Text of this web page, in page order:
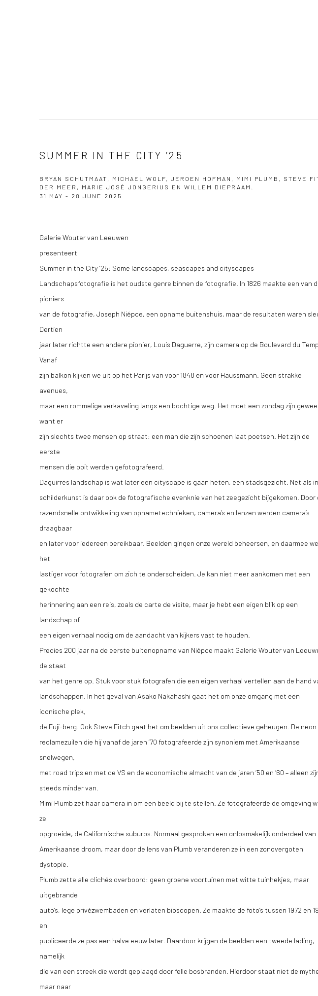
SUMMER IN THE CITY ‘25
BRYAN SCHUTMAAT, MICHAEL WOLF, JEROEN HOFMAN, MIMI PLUMB, STEVE
DER MEER, MARIE JOSÉ JONGERIUS EN WILLEM DIEPRAAM.
31 MAY - 28 JUNE 2025
Galerie Wouter van Leeuwen
presenteert
Summer in the City ’25: Some landscapes, seascapes and cityscapes
Landschapsfotografie is het oudste genre binnen de fotografie. In 1826 maakte een van
pioniers
van de fotografie, Joseph Niépce, een opname buitenshuis, maar de resultaten waren
Dertien
jaar later richtte een andere pionier, Louis Daguerre, zijn camera op de Boulevard du
Vanaf
zijn balkon kijken we uit op het Parijs van voor 1848 en voor Haussmann. Geen strakke
avenues,
maar een rommelige verkaveling langs een bochtige weg. Het moet een zondag zijn
want er
zijn slechts twee mensen op straat: een man die zijn schoenen laat poetsen. Het zijn de
eerste
mensen die ooit werden gefotografeerd.
Daguirres landschap is wat later een cityscape is gaan heten, een stadsgezicht. Net als
schilderkunst is daar ook de fotografische evenknie van het zeegezicht bijgekomen. Door
razendsnelle ontwikkeling van opnametechnieken, camera’s en lenzen werden camera’s
draagbaar
en later voor iedereen bereikbaar. Beelden gingen onze wereld beheersen, en daarmee
het
lastiger voor fotografen om zich te onderscheiden. Je kan niet meer aankomen met een
gekochte
herinnering aan een reis, zoals de carte de visite, maar je hebt een eigen blik op een
landschap of
een eigen verhaal nodig om de aandacht van kijkers vast te houden.
Precies 200 jaar na de eerste buitenopname van Niépce maakt Galerie Wouter van
de staat
van het genre op. Stuk voor stuk fotografen die een eigen verhaal vertellen aan de hand
landschappen. In het geval van Asako Nakahashi gaat het om onze omgang met een
iconische plek,
de Fuji-berg. Ook Steve Fitch gaat het om beelden uit ons collectieve geheugen. De neon
reclamezuilen die hij vanaf de jaren ‘70 fotografeerde zijn synoniem met Amerikaanse
snelwegen,
met road trips en met de VS en de economische almacht van de jaren ‘50 en ‘60 – alleen
steeds minder van.
Mimi Plumb zet haar camera in om een beeld bij te stellen. Ze fotografeerde de omgeving
ze
opgroeide, de Californische suburbs. Normaal gesproken een onlosmakelijk onderdeel van
Amerikaanse droom, maar door de lens van Plumb veranderen ze in een zonovergoten
dystopie.
Plumb zette alle clichés overboord: geen groene voortuinen met witte tuinhekjes, maar
uitgebrande
auto’s, lege privézwembaden en verlaten bioscopen. Ze maakte de foto’s tussen 1972 en
en
publiceerde ze pas een halve eeuw later. Daardoor krijgen de beelden een tweede lading,
namelijk
die van een streek die wordt geplaagd door felle bosbranden. Hierdoor staat niet de
maar naar